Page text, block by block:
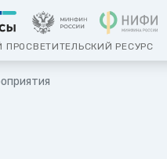
РЕСУРС